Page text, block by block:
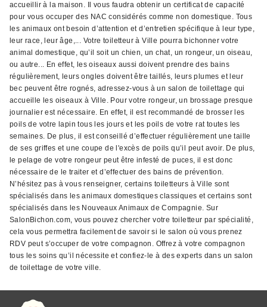
accueillir à la maison. Il vous faudra obtenir un certificat de capacité
pour vous occuper des NAC considérés comme non domestique. Tous
les animaux ont besoin d’attention et d’entretien spécifique à leur type,
leur race, leur âge,... Votre toiletteur à Ville pourra bichonner votre
animal domestique, qu’il soit un chien, un chat, un rongeur, un oiseau,
ou autre... En effet, les oiseaux aussi doivent prendre des bains
régulièrement, leurs ongles doivent être taillés, leurs plumes et leur
bec peuvent être rognés, adressez-vous à un salon de toilettage qui
accueille les oiseaux à Ville. Pour votre rongeur, un brossage presque
journalier est nécessaire. En effet, il est recommandé de brosser les
poils de votre lapin tous les jours et les poils de votre rat toutes les
semaines. De plus, il est conseillé d’effectuer régulièrement une taille
de ses griffes et une coupe de l'excès de poils qu’il peut avoir. De plus,
le pelage de votre rongeur peut être infesté de puces, il est donc
nécessaire de le traiter et d’effectuer des bains de prévention.
N’hésitez pas à vous renseigner, certains toiletteurs à Ville sont
spécialisés dans les animaux domestiques classiques et certains sont
spécialisés dans les Nouveaux Animaux de Compagnie. Sur
SalonBichon.com, vous pouvez chercher votre toiletteur par spécialité,
cela vous permettra facilement de savoir si le salon où vous prenez
RDV peut s’occuper de votre compagnon. Offrez à votre compagnon
tous les soins qu’il nécessite et confiez-le à des experts dans un salon
de toilettage de votre ville.